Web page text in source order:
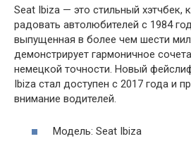
Seat Ibiza — это стильный хэтчбек,
радовать автолюбителей с 1984
выпущенная в более чем шести
демонстрирует гармоничное
немецкой точности. Новый
Ibiza стал доступен с 2017 года и
внимание водителей.
Модель: Seat Ibiza